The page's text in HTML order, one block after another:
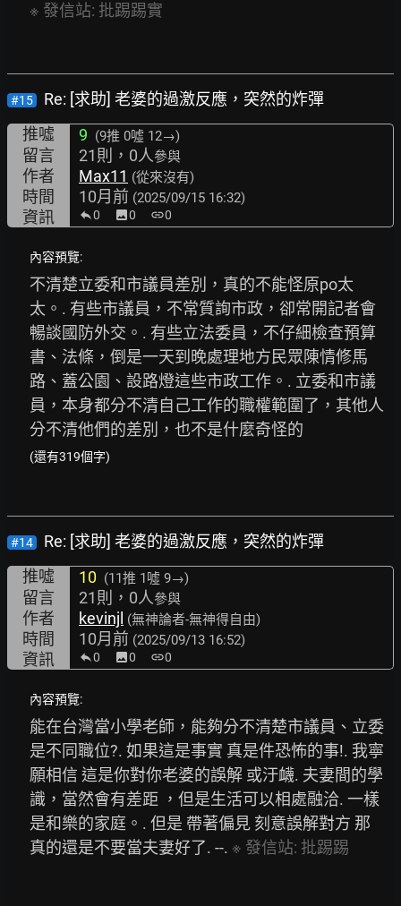
※ 發信站: 批踢踢實
#15
Re: [求助] 老婆的過激反應，突然的炸彈
推噓
9 (9推 0噓 12→)
留言 21則，0人參與
作者 Max11 (從來沒有)
時間 10月前 (2025/09/15 16:32)
資訊 0 image0 link0
內容預覽:
不清楚立委和市議員差別，真的不能怪原po太
太。. 有些市議員，不常質詢市政，卻常開記者會
暢談國防外交。. 有些立法委員，不仔細檢查預算
書、法條，倒是一天到晚處理地方民眾陳情修馬
路、蓋公園、設路燈這些市政工作。. 立委和市議
員，本身都分不清自己工作的職權範圍了，其他人
分不清他們的差別，也不是什麼奇怪的
(還有319個字)
#14
Re: [求助] 老婆的過激反應，突然的炸彈
推噓
10 (11推 1噓 9→)
留言 21則，0人參與
作者 kevinjl (無神論者-無神得自由)
時間 10月前 (2025/09/13 16:52)
資訊 0 image0 link0
內容預覽:
能在台灣當小學老師，能夠分不清楚市議員、立委
是不同職位?. 如果這是事實 真是件恐怖的事!. 我寧
願相信 這是你對你老婆的誤解 或汙衊. 夫妻間的學
識，當然會有差距 ，但是生活可以相處融洽. 一樣
是和樂的家庭。. 但是 帶著偏見 刻意誤解對方 那
真的還是不要當夫妻好了. --. ※ 發信站: 批踢踢